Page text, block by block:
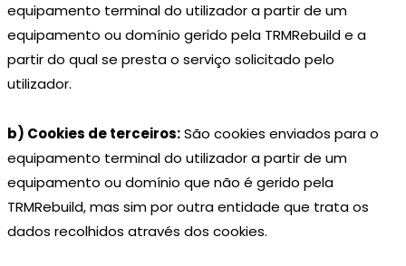
equipamento terminal do utilizador a partir de um
equipamento ou domínio gerido pela TRMRebuild e a
partir do qual se presta o serviço solicitado pelo
utilizador.
b) Cookies de terceiros:São cookies enviados para o
equipamento terminal do utilizador a partir de um
equipamento ou domínio que não é gerido pela
TRMRebuild, mas sim por outra entidade que trata os
dados recolhidos através dos cookies.